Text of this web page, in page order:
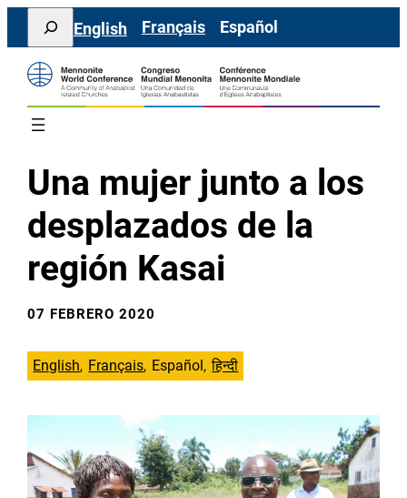
Saltar
contenido
Search
English Français Español
Una mujer junto a los
desplazados de la
región Kasai
07 FEBRERO 2020
English Français Español हिन्दी